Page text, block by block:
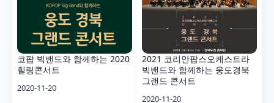
코팝 빅밴드와 함께하는 2020
힐링콘서트
2020-11-20
2021 코리안팝스오케스트라
빅밴드와 함께하는 웅도경북
그랜드 콘서트
2020-11-20